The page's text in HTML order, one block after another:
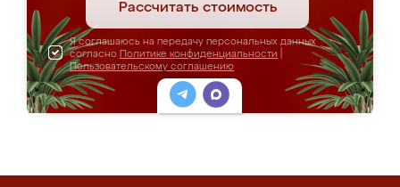
Рассчитать стоимость
Я соглашаюсь на передачу персональных данных
согласно Политике конфиденциальности
Пользовательскому соглашению